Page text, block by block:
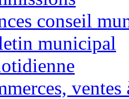
conseil
municipal
ventes